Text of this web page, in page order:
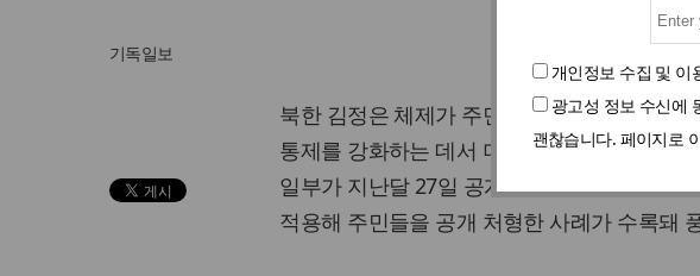
개인정보 수집 및 이
광고성 정보 수신에
괜찮습니다. 페이지로
기독일보
북한 김정은 체제가 주민들 사이에 남한 문화
통제를 강화하는 데서 더 나아가 공개 처형을
일부가 지난달 27일 공개한 ‘2024 북한인권보
적용해 주민들을 공개 처형한 사례가 수록돼